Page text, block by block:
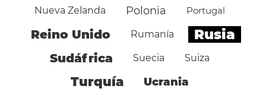
Nueva Zelanda Polonia Portugal
Reino Unido Rumanía Rusia
Sudáfrica Suecia Suiza
Turquía Ucrania